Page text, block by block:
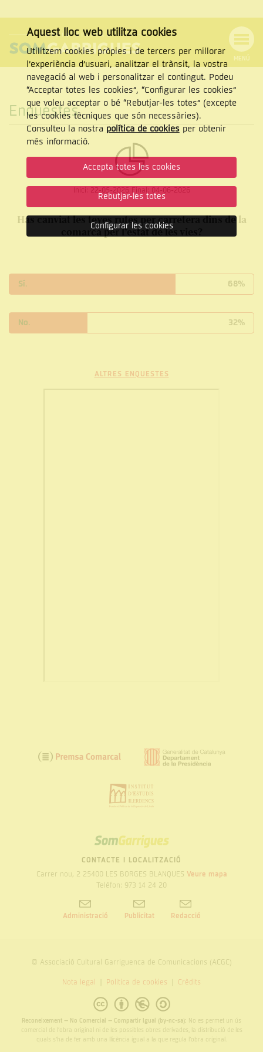
NAVEGACIÓ
MENÚ
Cercar
CERCAR
Enquestes
Inici: 22-05-2026 Final: 04-06-2026
Has canviat les teves rutes per carretera dins de la
comarca per l’estat de les vies?
Sí. 68%
No. 32%
ALTRES ENQUESTES
SOM
GARRIGUES
CONTACTE I LOCALITZACIÓ
Carrer nou, 2 25400 LES BORGES BLANQUES Veure mapa
Telèfon: 973 14 24 20
Administració Publicitat Redacció
© Associació Cultural Garriguenca de Comunicacions (ACGC)
Nota legal Politica de cookies Crèdits
Reconeixement – No Comercial – Compartir Igual (by-nc-sa): No es permet un ús
comercial de l’obra original ni de les possibles obres derivades, la distribució de les
quals s’ha de fer amb una llicència igual a la que regula l’obra original.
Aquest lloc web utilitza cookies
Utilitzem cookies pròpies i de tercers per millorar
l’experiència d’usuari, analitzar el trànsit, la vostra
navegació al web i personalitzar el contingut. Podeu
“Acceptar totes les cookies”, “Configurar les cookies”
que voleu acceptar o bé “Rebutjar-les totes” (excepte
les cookies tècniques que són necessàries).
Consulteu la nostra política de cookiesper obtenir
més informació.
Accepta totes les cookies
Rebutjar-les totes
Configurar les cookies